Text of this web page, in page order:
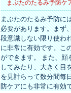
まぶたのたるみ予防ケ
まぶたのたるみ予防に
必要があります。まず
段意識しない限り使わ
に非常に有効です。こ
ができます。 また、顔
してみたり、大きく目
を見計らって数分間毎
防ケアにも非常に有効